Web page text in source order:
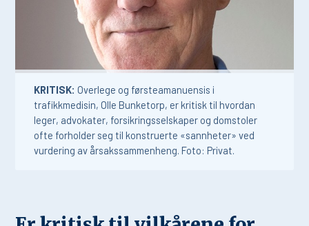
KRITISK: Overlege og førsteamanuensis i
trafikkmedisin, Olle Bunketorp, er kritisk til hvordan
leger, advokater, forsikringsselskaper og domstoler
ofte forholder seg til konstruerte «sannheter» ved
vurdering av årsakssammenheng. Foto: Privat.